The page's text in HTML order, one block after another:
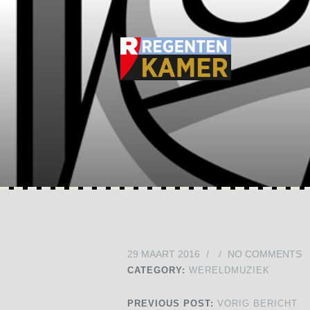
29 MAART 2016 / / NO COMMENTS
CATEGORY: WERELDMUZIEK
PREVIOUS POST: VORIG BERICHT